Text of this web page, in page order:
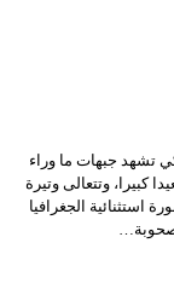
تشهد جبهات ما وراء
كبيرا، وتتعالى وتيرة
استثنائية الجغرافيا